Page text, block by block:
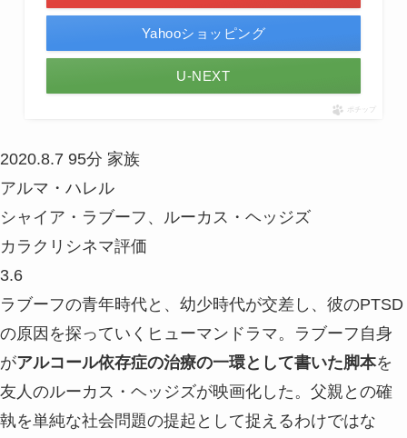
Yahooショッピング
U-NEXT
ポチップ
2020.8.7 95分 家族
アルマ・ハレル
シャイア・ラブーフ、ルーカス・ヘッジズ
カラクリシネマ評価
3.6
ラブーフの青年時代と、幼少時代が交差し、彼のPTSD
の原因を探っていくヒューマンドラマ。ラブーフ自身
がアルコール依存症の治療の一環として書いた脚本を
友人のルーカス・ヘッジズが映画化した。父親との確
執を単純な社会問題の提起として捉えるわけではな